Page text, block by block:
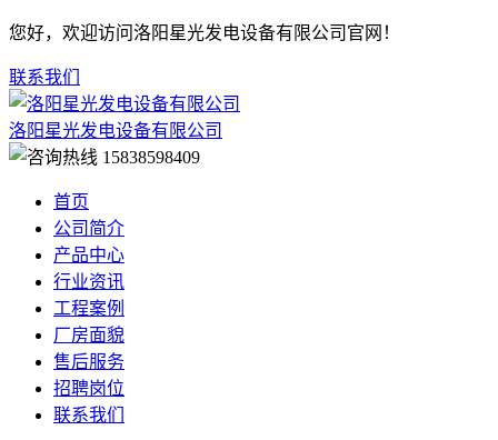
您好，欢迎访问洛阳星光发电设备有限公司官网！
联系我们
洛阳星光发电设备有限公司
15838598409
首页
公司简介
产品中心
行业资讯
工程案例
厂房面貌
售后服务
招聘岗位
联系我们